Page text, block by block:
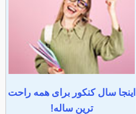
اینجا سال کنکور برای همه راحت
ترین ساله!